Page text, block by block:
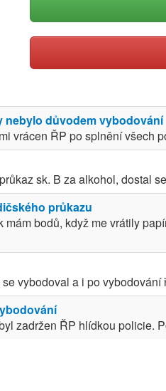
nebylo důvodem vybodování
vrácen ŘP po splnění
sk. B za alkohol, dostal
průkazu
bodů, když me vrátily
vybodoval a i po
zadržen ŘP hlídkou policie.